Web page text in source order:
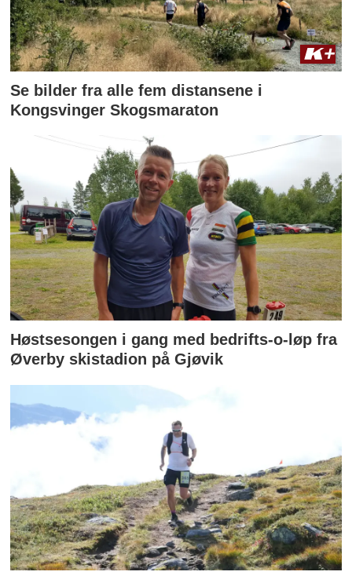
Se bilder fra alle fem distansene i
Kongsvinger Skogsmaraton
Høstsesongen i gang med bedrifts-o-løp fra
Øverby skistadion på Gjøvik